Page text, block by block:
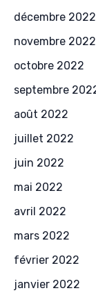
décembre 2022
novembre 2022
octobre 2022
septembre
août 2022
juillet 2022
juin 2022
mai 2022
avril 2022
mars 2022
février 2022
janvier 2022